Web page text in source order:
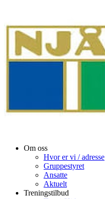
Om oss
Hvor er vi / adresse
Gruppestyret
Ansatte
Aktuelt
Treningstilbud